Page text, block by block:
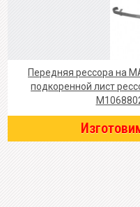
Передняя рессора на
подкоренной лист